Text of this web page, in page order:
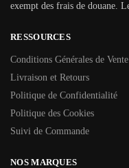
exempt des frais de douane.
RESSOURCES
Conditions Générales de Vente
Livraison et Retours
Politique de Confidentialité
Politique des Cookies
Suivi de Commande
NOS MARQUES